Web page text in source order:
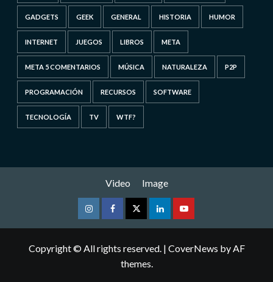
GADGETS GEEK GENERAL HISTORIA HUMOR
INTERNET JUEGOS LIBROS META
META 5 COMENTARIOS MÚSICA NATURALEZA P2P
PROGRAMACIÓN RECURSOS SOFTWARE
TECNOLOGÍA TV WTF?
Video Image
InstagramFacebookTwitterLinkedinYoutube
Copyright © All rights reserved. | CoverNews by AF
themes.